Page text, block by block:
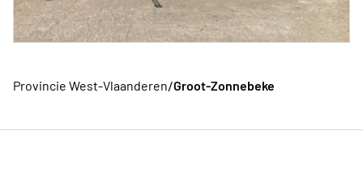
Provincie West-Vlaanderen/Groot-Zonnebeke